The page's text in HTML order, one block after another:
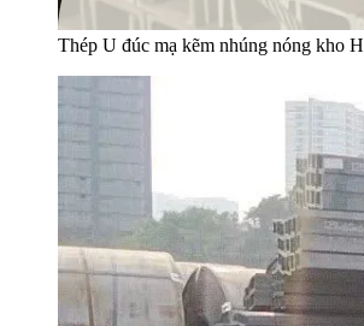
Thép U đúc mạ kẽm nhúng nóng kho